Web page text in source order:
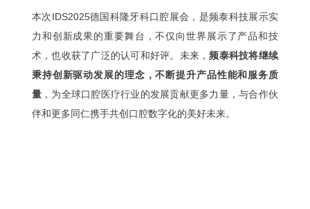
本次IDS2025德国科隆牙科口腔展会，是频泰科技展示实
力和创新成果的重要舞台，不仅向世界展示了产品和技
术，也收获了广泛的认可和好评。未来，频泰科技将继续
秉持创新驱动发展的理念，不断提升产品性能和服务质
量 ，为全球口腔医疗行业的发展贡献更多力量，与合作伙
伴和更多同仁携手共创口腔数字化的美好未来。